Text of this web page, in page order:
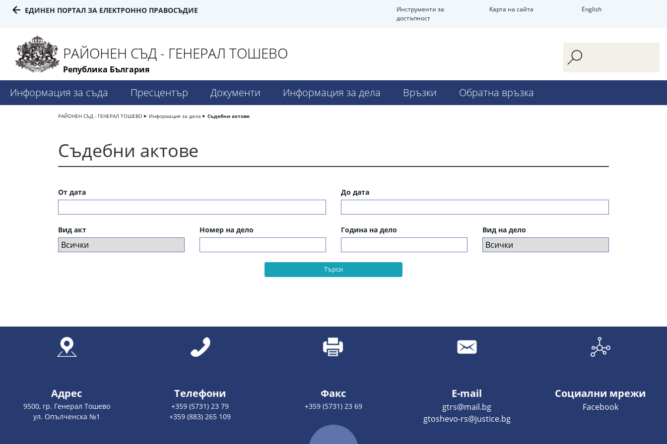
ЕДИНЕН ПОРТАЛ ЗА ЕЛЕКТРОННО ПРАВОСЪДИЕ
Инструменти за
достъпност
Карта на сайта English
РАЙОНЕН СЪД - ГЕНЕРАЛ ТОШЕВО
Република България
Информация за съда Пресцентър Документи Информация за дела Връзки Обратна връзка
РАЙОНЕН СЪД - ГЕНЕРАЛ ТОШЕВО Информация за дела Съдебни актове
Съдебни актове
От дата До дата
Вид акт Номер на дело Година на дело Вид на дело
Търси
Адрес
9500, гр. Генерал Тошево
ул. Опълченска №1
Телефони
+359 (5731) 23 79
+359 (883) 265 109
Факс
+359 (5731) 23 69
E-mail
gtrs@mail.bg
gtoshevo-rs@justice.bg
Социални мрежи
Facebook